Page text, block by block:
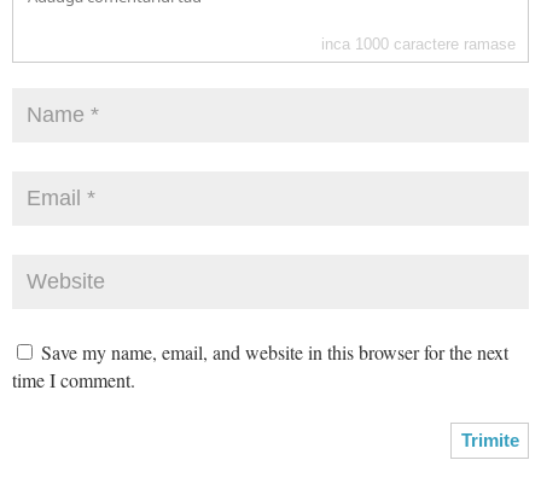
inca 1000 caractere ramase
Save my name, email, and website in this browser for the next
time I comment.